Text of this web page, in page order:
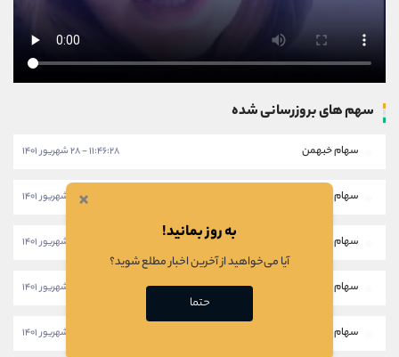
سهم های بروزرسانی شده
سهام خبهمن ۱۱:۴۶:۲۸ - ۲۸ شهریور ۱۴۰۱
سهام خکار
سهام شرانل
سهام ثبهساز
سهام خپویش
×
به روز بمانید!
آیا می‌خواهید از آخرین اخبار مطلع شوید؟
حتما